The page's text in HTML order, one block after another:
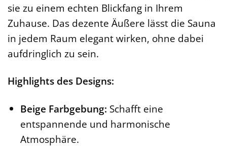
sie zu einem echten Blickfang in Ihrem
Zuhause. Das dezente Äußere lässt die Sauna
in jedem Raum elegant wirken, ohne dabei
aufdringlich zu sein.
Highlights des Designs:
Beige Farbgebung: Schafft eine
entspannende und harmonische
Atmosphäre.